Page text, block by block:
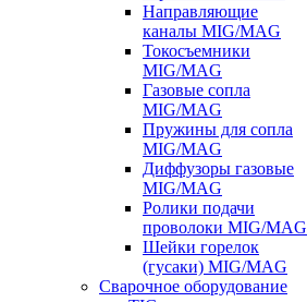
Направляющие
каналы MIG/MAG
Токосъемники
MIG/MAG
Газовые сопла
MIG/MAG
Пружины для сопла
MIG/MAG
Диффузоры газовые
MIG/MAG
Ролики подачи
проволоки MIG/MAG
Шейки горелок
(гусаки) MIG/MAG
Сварочное оборудование